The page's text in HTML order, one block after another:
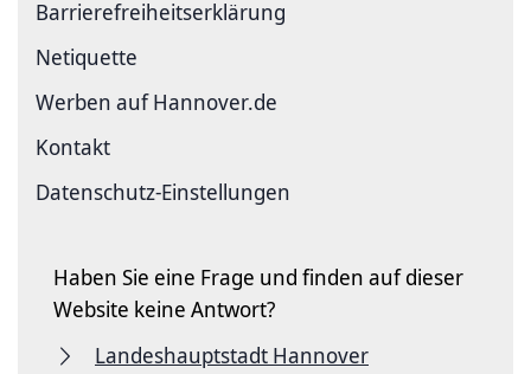
Barriere­freiheits­erklärung
Netiquette
Werben auf Hannover.de
Kontakt
Datenschutz-Einstellungen
Haben Sie eine Frage und finden auf dieser
Website keine Antwort?
Landeshauptstadt Hannover